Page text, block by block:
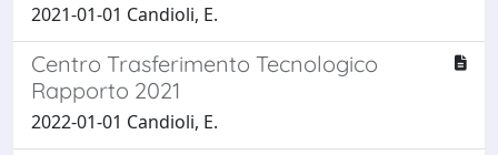
2021-01-01 Candioli, E.
Centro Trasferimento Tecnologico
Rapporto 2021
2022-01-01 Candioli, E.